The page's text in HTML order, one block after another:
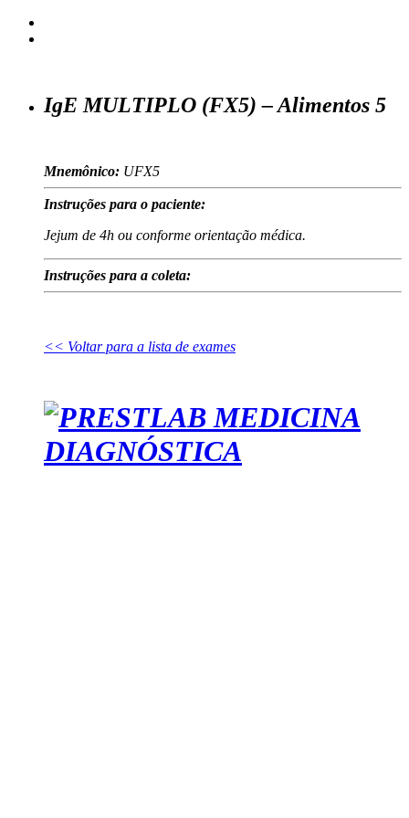
IgE MULTIPLO (FX5) – Alimentos 5
Mnemônico: UFX5
Instruções para o paciente:
Jejum de 4h ou conforme orientação médica.
Instruções para a coleta:
<< Voltar para a lista de exames